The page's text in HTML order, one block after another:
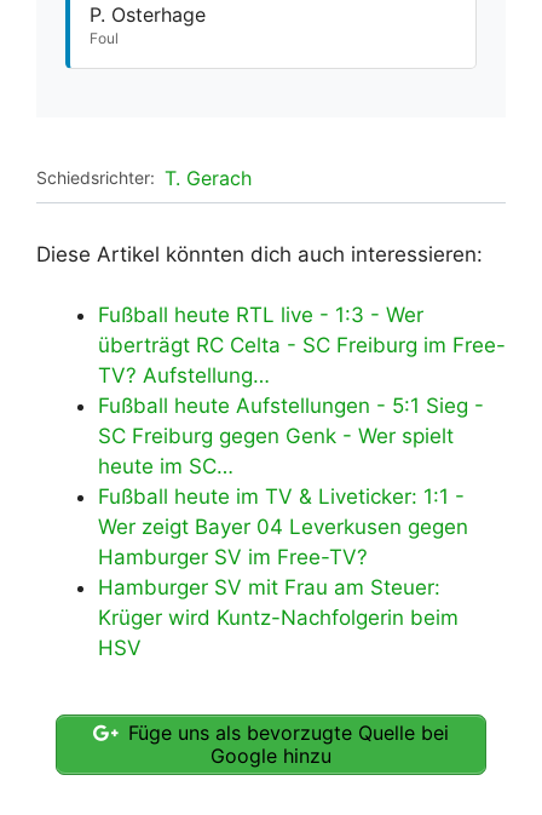
P. Osterhage
Foul
Schiedsrichter: T. Gerach
Diese Artikel könnten dich auch interessieren:
Fußball heute RTL live - 1:3 - Wer
überträgt RC Celta - SC Freiburg im Free-
TV? Aufstellung…
Fußball heute Aufstellungen - 5:1 Sieg -
SC Freiburg gegen Genk - Wer spielt
heute im SC…
Fußball heute im TV & Liveticker: 1:1 -
Wer zeigt Bayer 04 Leverkusen gegen
Hamburger SV im Free-TV?
Hamburger SV mit Frau am Steuer:
Krüger wird Kuntz-Nachfolgerin beim
HSV
Füge uns als bevorzugte Quelle bei
Google hinzu